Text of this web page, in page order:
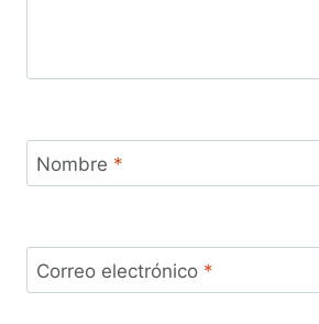
Nombre *
Correo electrónico *